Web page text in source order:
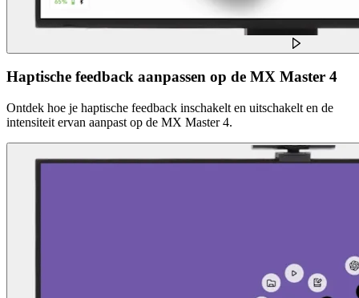
Haptische feedback aanpassen op de MX Master 4
Ontdek hoe je haptische feedback inschakelt en uitschakelt en de
intensiteit ervan aanpast op de MX Master 4.